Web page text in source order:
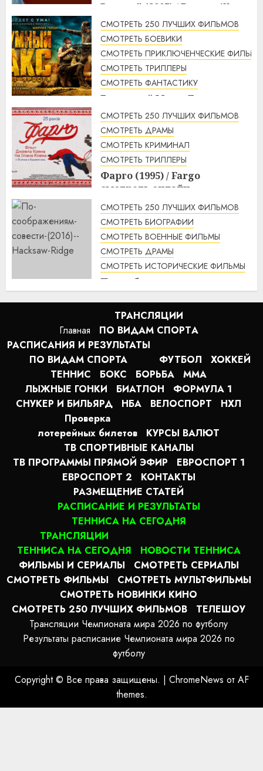
Рататуй (2007) / Ratatouille
смотреть онлайн
2:32 07.08.2026
СМОТРЕТЬ 250 ЛУЧШИХ ФИЛЬМОВ
СМОТРЕТЬ БОЕВИКИ
СМОТРЕТЬ ПРИКЛЮЧЕНЧЕСКИЕ ФИЛЬМЫ
СМОТРЕТЬ ТРИЛЛЕРЫ
СМОТРЕТЬ ФАНТАСТИКУ
Безумный Макс: Дорога
ярости (2015) / Mad Max: Fury
Road смотреть онлайн
1:56 07.08.2026
СМОТРЕТЬ 250 ЛУЧШИХ ФИЛЬМОВ
СМОТРЕТЬ ДРАМЫ
СМОТРЕТЬ КРИМИНАЛ
СМОТРЕТЬ ТРИЛЛЕРЫ
Фарго (1995) / Fargo
смотреть онлайн
1:49 07.08.2026
СМОТРЕТЬ 250 ЛУЧШИХ ФИЛЬМОВ
СМОТРЕТЬ БИОГРАФИИ
СМОТРЕТЬ ВОЕННЫЕ ФИЛЬМЫ
СМОТРЕТЬ ДРАМЫ
СМОТРЕТЬ ИСТОРИЧЕСКИЕ ФИЛЬМЫ
По соображениям совести
(2016) / Hacksaw Ridge
Главная
ТРАНСЛЯЦИИ
ПО ВИДАМ СПОРТA
РАСПИСАНИЯ И РЕЗУЛЬТАТЫ
ПО ВИДАМ СПОРТА
ФУТБОЛ
ХОККЕЙ
ТЕННИС
БОКС БОРЬБА
MMA
ЛЫЖНЫЕ ГОНКИ
БИАТЛОН
ФОРМУЛА 1
СНУКЕР И БИЛЬЯРД
НБА ВЕЛОСПОРТ
НХЛ
Проверка
лотерейных билетов
КУРСЫ ВАЛЮТ
ТВ СПОРТИВНЫЕ КАНАЛЫ
ТВ ПРОГРАММЫ ПРЯМОЙ ЭФИР
ЕВРОСПОРТ 1
ЕВРОСПОРТ 2
КОНТАКТЫ
РАЗМЕЩЕНИЕ СТАТЕЙ
РАСПИСАНИЕ И РЕЗУЛЬТАТЫ
ТЕННИСА НА СЕГОДНЯ
ТРАНСЛЯЦИИ
ТЕННИСА НА СЕГОДНЯ
НОВОСТИ ТЕННИСА
ФИЛЬМЫ И СЕРИАЛЫ
СМОТРЕТЬ СЕРИАЛЫ
СМОТРЕТЬ ФИЛЬМЫ
СМОТРЕТЬ МУЛЬТФИЛЬМЫ
СМОТРЕТЬ НОВИНКИ КИНО
СМОТРЕТЬ 250 ЛУЧШИХ ФИЛЬМОВ
ТЕЛЕШОУ
Трансляции Чемпионата мира 2026 по футболу
Результаты расписание Чемпионата мира 2026 по
футболу
Copyright © Все права защищены. | ChromeNews от AF
themes.